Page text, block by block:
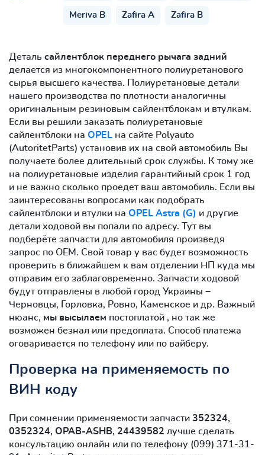
Meriva B Zafira A Zafira B
Деталь сайлентблок переднего рычага задний
делается из многокомпонентного полиуретанового
сырья высшего качества. Полиуретановые детали
нашего производства по плотности аналогичны
оригинальным резиновым сайлентблокам и втулкам.
Если вы решили заказать полиуретановые
сайлентблоки на OPEL на сайте Polyauto
(AutoritetParts) установив их на свой автомобиль Вы
получаете более длительный срок службы. К тому же
на полиуретановые изделия гарантийный срок 1 год
и не важно сколько проедет ваш автомобиль. Если вы
заинтересованы вопросами как подобрать
сайлентблоки и втулки на OPEL Astra (G) и другие
детали ходовой вы попали по адресу. Тут вы
подберёте запчасти для автомобиля произведя
запрос по OEM. Свой товар у вас будет возможность
проверить в ближайшем к вам отделении НП куда мы
отправим его заблаговременно. Запчасти ходовой
будут отправлены в любой город Украины −
Черновцы, Горловка, Ровно, Каменское и др. Важный
нюанс, мы высылаем постоплатой , но так же
возможен безнал или предоплата. Способ платежа
оговаривается по телефону или по вайберу.
Проверка на применяемость по
ВИН коду
При сомнении применяемости запчасти 352324,
0352324, OPAB-ASHB, 24439582 лучше сделать
консультацию онлайн или по телефону (099) 371-31-